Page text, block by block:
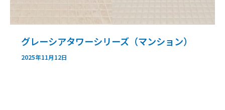
グレーシアタワーシリーズ（マンション）
2025年11月12日